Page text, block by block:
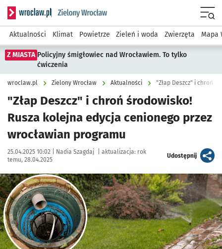
Serwis informacyjny wroclaw.pl podserwis: Środowisko we
Aktualności Klimat Powietrze Zieleń i woda Zwierzęta Mapa
Z MIASTA Policyjny śmigłowiec nad Wrocławiem. To tylko
ćwiczenia
wroclaw.pl Zielony Wrocław Aktualności "Złap Deszcz" i chroń
"Złap Deszcz" i chroń środowisko!
Rusza kolejna edycja cenionego przez
wrocławian programu
Data publikacji:
25.04.2025 10:02 | Autor:
Nadia Szagdaj aktualizacja: rok
temu, 28.04.2025
Udostępnijartykuł
Kliknij, aby powiększyć